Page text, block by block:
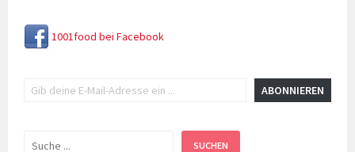
1001food bei Facebook
ABONNIEREN
Suchen SUCHEN